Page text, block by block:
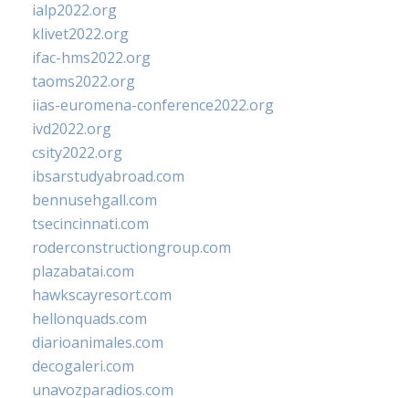
ialp2022.org
klivet2022.org
ifac-hms2022.org
taoms2022.org
iias-euromena-conference2022.org
ivd2022.org
csity2022.org
ibsarstudyabroad.com
bennusehgall.com
tsecincinnati.com
roderconstructiongroup.com
plazabatai.com
hawkscayresort.com
hellonquads.com
diarioanimales.com
decogaleri.com
unavozparadios.com